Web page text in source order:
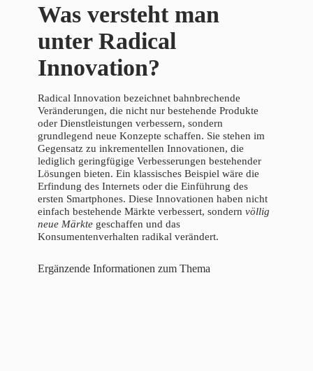
Was versteht man
unter Radical
Innovation?
Radical Innovation bezeichnet bahnbrechende
Veränderungen, die nicht nur bestehende Produkte
oder Dienstleistungen verbessern, sondern
grundlegend neue Konzepte schaffen. Sie stehen im
Gegensatz zu inkrementellen Innovationen, die
lediglich geringfügige Verbesserungen bestehender
Lösungen bieten. Ein klassisches Beispiel wäre die
Erfindung des Internets oder die Einführung des
ersten Smartphones. Diese Innovationen haben nicht
einfach bestehende Märkte verbessert, sondern völlig
neue Märkte geschaffen und das
Konsumentenverhalten radikal verändert.
Ergänzende Informationen zum Thema